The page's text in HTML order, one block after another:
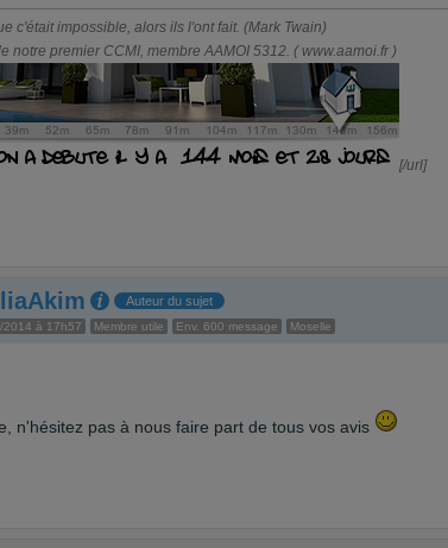
c'était impossible, alors ils l'ont fait. (Mark Twain)
notre premier CCMI, membre AAMOI 5312. ( www.aamoi.fr )
[/url]
Auteur du sujet
2014 à 17h57 Membre utile Env. 600 message Moselle
n'hésitez pas à nous faire part de tous vos avis